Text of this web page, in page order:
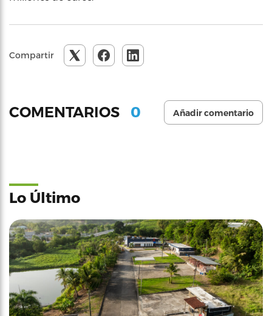
Compartir
COMENTARIOS 0 Añadir comentario
Lo Último